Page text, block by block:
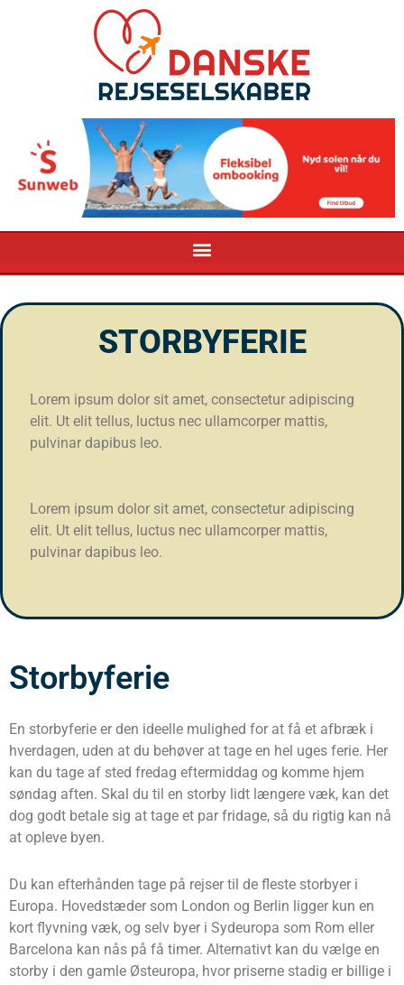
STORBYFERIE
Lorem ipsum dolor sit amet, consectetur adipiscing
elit. Ut elit tellus, luctus nec ullamcorper mattis,
pulvinar dapibus leo.
Lorem ipsum dolor sit amet, consectetur adipiscing
elit. Ut elit tellus, luctus nec ullamcorper mattis,
pulvinar dapibus leo.
Storbyferie
En storbyferie er den ideelle mulighed for at få et afbræk i
hverdagen, uden at du behøver at tage en hel uges ferie. Her
kan du tage af sted fredag eftermiddag og komme hjem
søndag aften. Skal du til en storby lidt længere væk, kan det
dog godt betale sig at tage et par fridage, så du rigtig kan nå
at opleve byen.
Du kan efterhånden tage på rejser til de fleste storbyer i
Europa. Hovedstæder som London og Berlin ligger kun en
kort flyvning væk, og selv byer i Sydeuropa som Rom eller
Barcelona kan nås på få timer. Alternativt kan du vælge en
storby i den gamle Østeuropa, hvor priserne stadig er billige i